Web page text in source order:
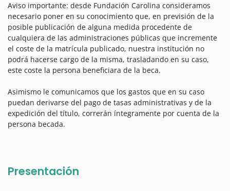
Aviso importante: desde Fundación Carolina consideramos
necesario poner en su conocimiento que, en previsión de la
posible publicación de alguna medida procedente de
cualquiera de las administraciones públicas que incremente
el coste de la matrícula publicado, nuestra institución no
podrá hacerse cargo de la misma, trasladando en su caso,
este coste la persona beneficiara de la beca.
Asimismo le comunicamos que los gastos que en su caso
puedan derivarse del pago de tasas administrativas y de la
expedición del título, correrán íntegramente por cuenta de la
persona becada.
Presentación